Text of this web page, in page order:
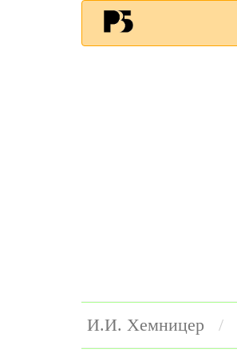
И.И. Хемницер